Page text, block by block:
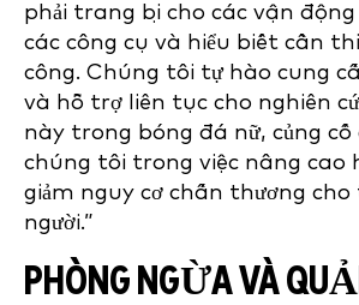
phải trang bị cho các vận
các công cụ và hiểu biết cần
công. Chúng tôi tự hào cung
và hỗ trợ liên tục cho nghiên
này trong bóng đá nữ, củng cố
chúng tôi trong việc nâng cao
giảm nguy cơ chấn thương
người.”
PHÒNG NGỪA VÀ